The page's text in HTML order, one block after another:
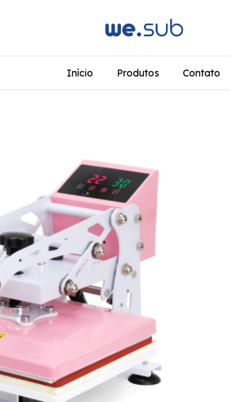
Início Produtos Contato